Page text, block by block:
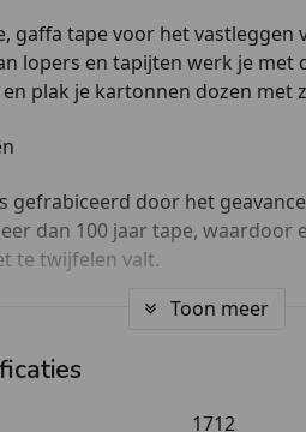
gaffa tape voor het vastleggen
lopers en tapijten werk je met
plak je kartonnen dozen met
gefrabiceerd door het
dan 100 jaar tape, waardoor
te twijfelen valt.
belangrijk om te weten
Toon meer
1712